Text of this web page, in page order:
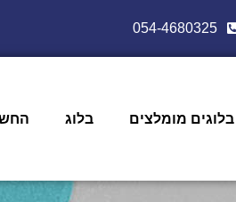
054-4680325
בלוגים מומלצים בלוג